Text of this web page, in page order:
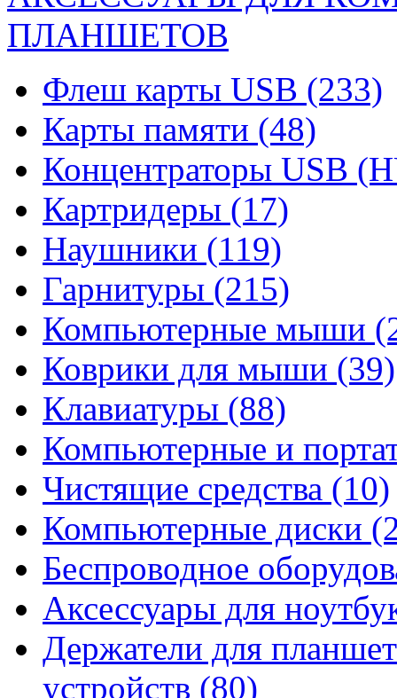
ПЛАНШЕТОВ
Флеш карты USB (233)
Карты памяти (48)
Концентраторы USB
Картридеры (17)
Наушники (119)
Гарнитуры (215)
Компьютерные мыши
Коврики для мыши (39)
Клавиатуры (88)
Компьютерные и
Чистящие средства (10)
Компьютерные диски
Беспроводное
Аксессуары для
Держатели для
устройств (80)